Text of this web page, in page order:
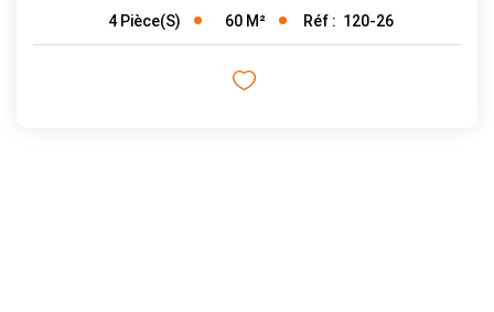
4 Pièce(s) 60 M² Réf : 120-26